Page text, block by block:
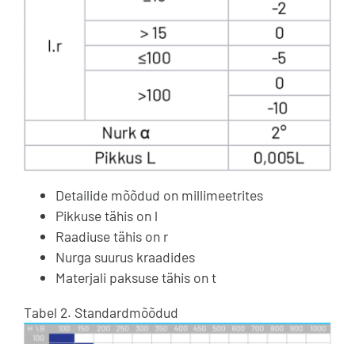
Detailide mõõdud on millimeetrites
Pikkuse tähis on l
Raadiuse tähis on r
Nurga suurus kraadides
Materjali paksuse tähis on t
Tabel 2. Standardmõõdud